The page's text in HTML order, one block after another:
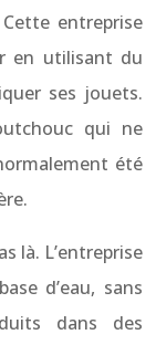
entreprise
en utilisant du
ses jouets.
qui ne
été
là. L’entreprise
d’eau, sans
dans des